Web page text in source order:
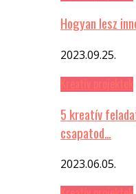
Hogyan lesz
2023.09.25.
5 kreatív
csapatod…
2023.06.05.